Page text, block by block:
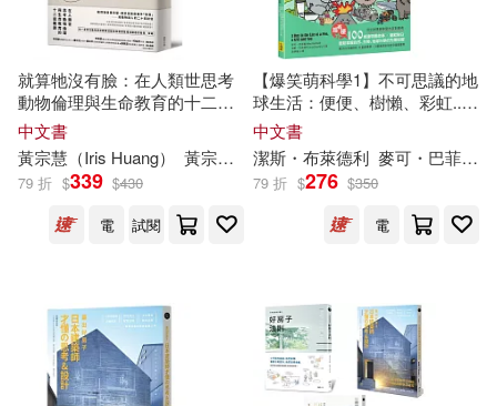
(美)黃慧敏(2) Firas(2)
Thinknetic(2)
《詞語有意思》編委會(2)
中尾隆一郎(2)
亞倫‧克萊恩(2)
佩特拉．布拉赫特(2)
首都師範大學出版社(11)
世界圖書出版公司北京公司(10)
中國紡織出版社(10)
中國礦業大學出版社(9)
延邊大學出版社(9)
就算牠沒有臉：在人類世思考
動物倫理與生命教育的十二道
難題
中文書
黃宗慧（Iris Huang）
黃宗潔 （Cathy Huang）
79 折 $339 $430
電
試閱
【爆笑萌科學1】不可思議的地
球生活：便便、樹懶、彩虹......
可愛角色帶你上天下海探索萬
物奧祕
中文書
潔斯・布萊德利 麥可・巴菲爾
79 折 $276 $350
電